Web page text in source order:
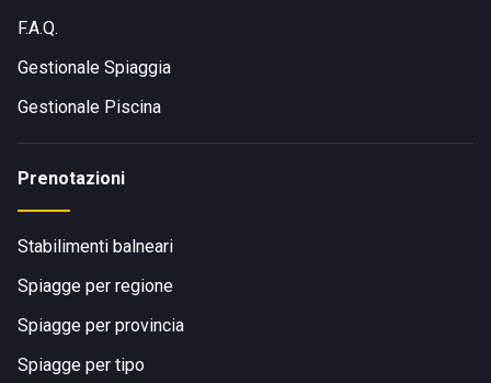
F.A.Q.
Gestionale Spiaggia
Gestionale Piscina
Prenotazioni
Stabilimenti balneari
Spiagge per regione
Spiagge per provincia
Spiagge per tipo